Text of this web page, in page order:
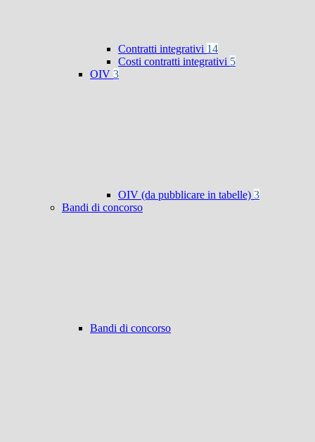
Contratti integrativi 14
Costi contratti integrativi 5
OIV 3
OIV (da pubblicare in tabelle) 3
Bandi di concorso
Bandi di concorso